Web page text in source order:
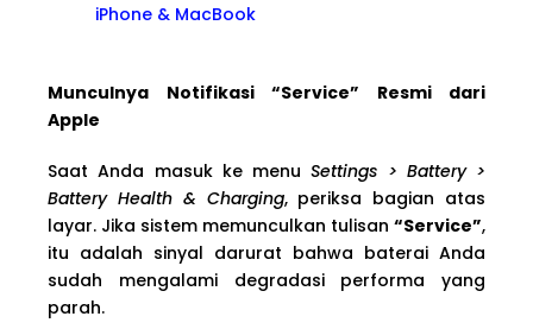
iPhone & MacBook
Munculnya Notifikasi “Service” Resmi dari
Apple
Saat Anda masuk ke menuSettings > Battery >
Battery Health & Charging, periksa bagian atas
layar. Jika sistem memunculkan tulisan “Service”,
itu adalah sinyal darurat bahwa baterai Anda
sudah mengalami degradasi performa yang
parah.